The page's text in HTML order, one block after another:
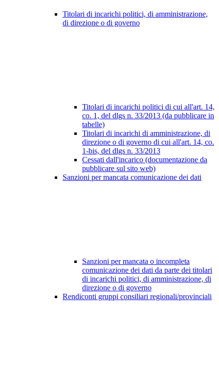
Titolari di incarichi politici, di amministrazione,
di direzione o di governo
Titolari di incarichi politici di cui all'art. 14,
co. 1, del dlgs n. 33/2013 (da pubblicare in
tabelle)
Titolari di incarichi di amministrazione, di
direzione o di governo di cui all'art. 14, co.
1-bis, del dlgs n. 33/2013
Cessati dall'incarico (documentazione da
pubblicare sul sito web)
Sanzioni per mancata comunicazione dei dati
Sanzioni per mancata o incompleta
comunicazione dei dati da parte dei titolari
di incarichi politici, di amministrazione, di
direzione o di governo
Rendiconti gruppi consiliari regionali/provinciali